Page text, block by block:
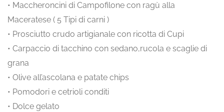
• Maccheroncini di Campofilone con ragù alla
Maceratese ( 5 Tipi di carni )
• Prosciutto crudo artigianale con ricotta di Cupi
• Carpaccio di tacchino con sedano,rucola e scaglie di
grana
• Olive all’ascolana e patate chips
• Pomodori e cetrioli conditi
• Dolce gelato